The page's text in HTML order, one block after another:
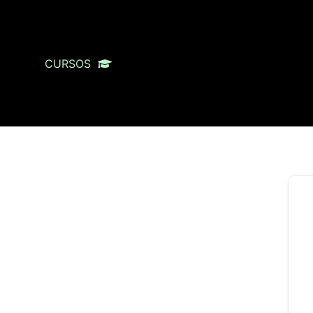
CURSOS